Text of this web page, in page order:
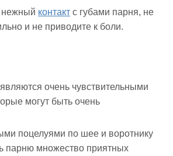
нежный контакт с губами парня, не
и не приводите к боли.
очень чувствительными
могут быть очень
поцелуями по шее и воротнику
парню множество приятных